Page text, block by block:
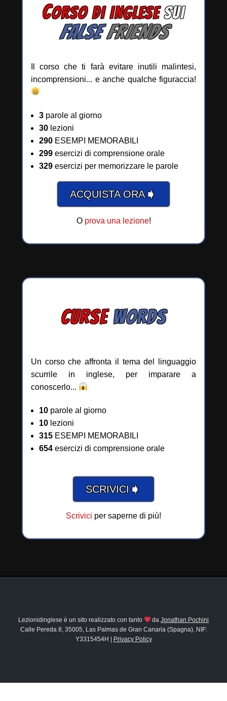
CORSO DI INGLESESUI
FALSEFRIENDS
Il corso che ti farà evitare inutili malintesi,
incomprensioni... e anche qualche figuraccia!
3 parole al giorno
30 lezioni
290 ESEMPI MEMORABILI
299 esercizi di comprensione orale
329 esercizi per memorizzare le parole
ACQUISTA ORA➧
O prova una lezione!
CURSE WORDS
Un corso che affronta il tema del linguaggio
scurrile in inglese, per imparare a
conoscerlo...
10 parole al giorno
10 lezioni
315 ESEMPI MEMORABILI
654 esercizi di comprensione orale
SCRIVICI ➧
Scrivici per saperne di più!
Lezionidinglese è un sito realizzato con tanto daJonathan Pochini
Calle Pereda 8, 35005, Las Palmas de Gran Canaria (Spagna), NIF:
Y3315454H | Privacy Policy